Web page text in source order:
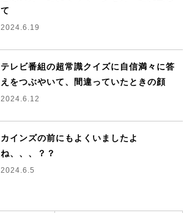
て
2024.6.19
テレビ番組の超常識クイズに自信満々に答
えをつぶやいて、間違っていたときの顔
2024.6.12
カインズの前にもよくいましたよ
ね、、、？？
2024.6.5